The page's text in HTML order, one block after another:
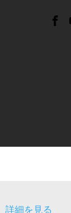
詳細を見る